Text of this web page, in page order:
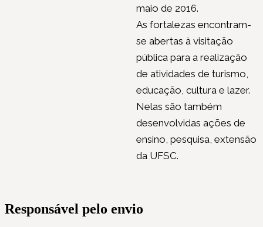
maio de 2016.
As fortalezas encontram-
se abertas à visitação
pública para a realização
de atividades de turismo,
educação, cultura e lazer.
Nelas são também
desenvolvidas ações de
ensino, pesquisa, extensão
da UFSC.
Responsável pelo envio